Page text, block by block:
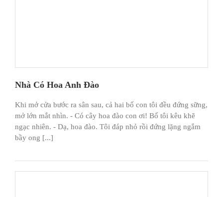
Nhà Có Hoa Anh Đào
Khi mở cửa bước ra sân sau, cả hai bố con tôi đều đứng sững,
mở lớn mắt nhìn. - Có cây hoa đào con ơi! Bố tôi kêu khẽ
ngạc nhiên. - Dạ, hoa đào. Tôi đáp nhỏ rồi đứng lặng ngắm
bầy ong [...]